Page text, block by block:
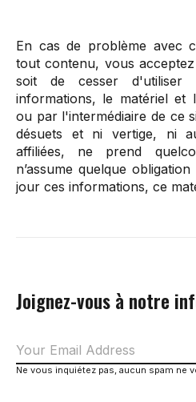
En cas de problème avec
tout contenu, vous
soit de cesser d'utiliser
informations, le matériel et
ou par l'intermédiaire de ce
désuets et ni vertige, ni
affiliées, ne prend
n’assume quelque
jour ces informations, ce
Joignez-vous à notre
Ne vous inquiétez pas, aucun spam ne